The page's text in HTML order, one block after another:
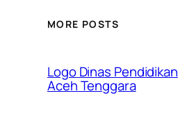
MORE POSTS
Logo Dinas Pendidikan
Aceh Tenggara